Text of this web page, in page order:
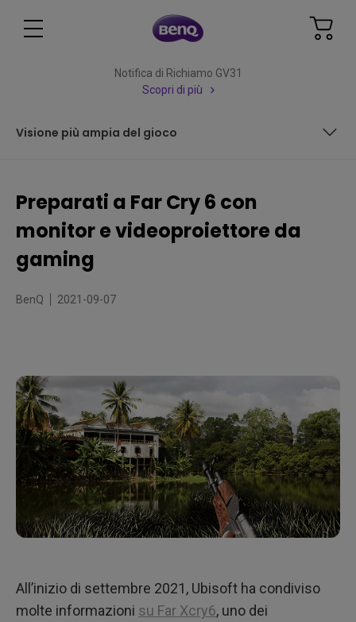
Notifica di Richiamo GV31
Scopri di più
Visione più ampia del gioco
Per un mondo immenso ci vuole uno schermo immenso!
Visione più ampia del gioco
Preparati a Far Cry 6 con
monitor e videoproiettore da
gaming
BenQ 2021-09-07
All’inizio di settembre 2021, Ubisoft ha condiviso
molte informazioni su Far Xcry6, uno dei